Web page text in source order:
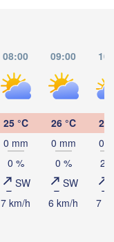
08:00 09:00
25 °C
0 mm
0 %
SW
7 km/h
26 °C
0 mm
0 %
SW
6 km/h
27
0
20
7
Магнитогорск
(Magnitogorsk)